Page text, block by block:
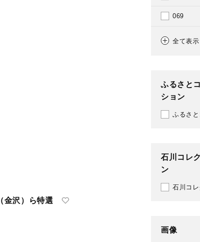
1936
1939
1941
1943
069
080
120
121
134
全て表示
ふるさと
ション
ふるさ
石川コレ
ン
石川コ
画像